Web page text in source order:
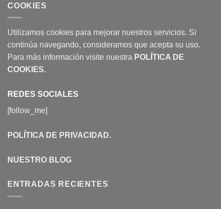
COOKIES
Utilizamos cookies para mejorar nuestros servicios. Si
continúa navegando, consideramos que acepta su uso.
Para más información visite nuestra POLÍTICA DE
COOKIES.
REDES SOCIALES
[follow_me]
POLÍTICA DE PRIVACIDAD.
NUESTRO BLOG
ENTRADAS RECIENTES